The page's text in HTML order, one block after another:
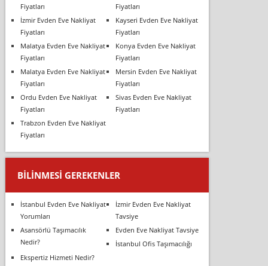
Fiyatları
Fiyatları
İzmir Evden Eve Nakliyat
Fiyatları
Kayseri Evden Eve Nakliyat
Fiyatları
Malatya Evden Eve Nakliyat
Fiyatları
Konya Evden Eve Nakliyat
Fiyatları
Malatya Evden Eve Nakliyat
Fiyatları
Mersin Evden Eve Nakliyat
Fiyatları
Ordu Evden Eve Nakliyat
Fiyatları
Sivas Evden Eve Nakliyat
Fiyatları
Trabzon Evden Eve Nakliyat
Fiyatları
BILINMESI GEREKENLER
İstanbul Evden Eve Nakliyat
Yorumları
İzmir Evden Eve Nakliyat
Tavsiye
Asansörlü Taşımacılık
Nedir?
Evden Eve Nakliyat Tavsiye
İstanbul Ofis Taşımacılığı
Ekspertiz Hizmeti Nedir?